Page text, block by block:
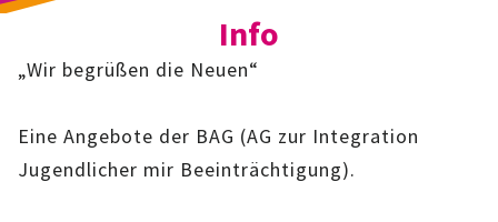
JUGEND
SPORT-BAG
Info
„Wir begrüßen die Neuen“
Eine Angebote der BAG (AG zur Integration
Jugendlicher mir Beeinträchtigung).